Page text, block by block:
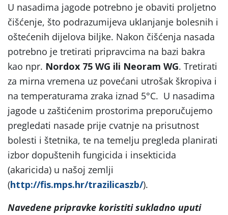
U nasadima jagode potrebno je obaviti proljetno
čišćenje, što podrazumijeva uklanjanje bolesnih i
oštećenih dijelova biljke. Nakon čišćenja nasada
potrebno je tretirati pripravcima na bazi bakra
kao npr. Nordox 75 WG ili Neoram WG. Tretirati
za mirna vremena uz povećani utrošak škropiva i
na temperaturama zraka iznad 5°C. U nasadima
jagode u zaštićenim prostorima preporučujemo
pregledati nasade prije cvatnje na prisutnost
bolesti i štetnika, te na temelju pregleda planirati
izbor dopuštenih fungicida i insekticida
(akaricida) u našoj zemlji
(http://fis.mps.hr/trazilicaszb/).
Navedene pripravke koristiti sukladno uputi